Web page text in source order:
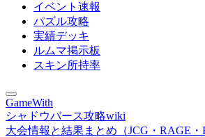
イベント速報
パズル攻略
実績デッキ
ルムマ掲示板
スキン所持率
GameWith
シャドウバース攻略wiki
大会情報と結果まとめ（JCG・RAGE・